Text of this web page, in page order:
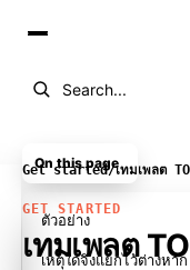
Search...
Get started/เทมเพลต
GET STARTED
เทมเพลต
On this page
ตัวอย่าง
เหตุใดจึงแยกไว้ต่างหาก